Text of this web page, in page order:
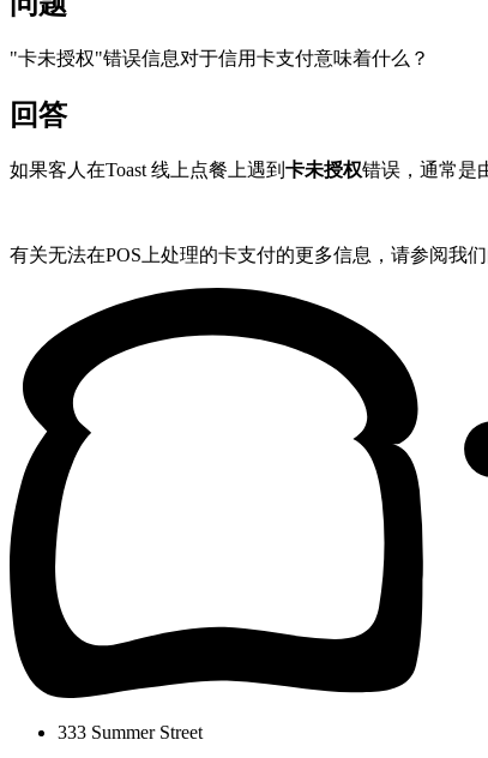
"卡未授权"错误信息对于信用卡支付意味着什么？
回答
如果客人在Toast 线上点餐上遇到 卡未授权错误，通常是
有关无法在POS上处理的卡支付的更多信息，请参阅我
333 Summer Street